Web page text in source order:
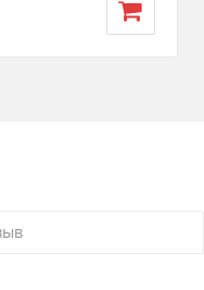
Вы можете стать